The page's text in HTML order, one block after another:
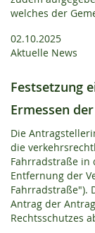
welches der
02.10.2025
Aktuelle News
Festsetzung
Ermessen
Die
die
Fahrradstraße in
Entfernung der
Fahrradstraße").
Antrag der
Rechtsschutzes